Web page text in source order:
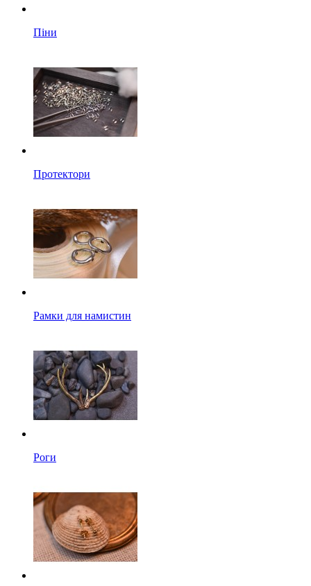
Піни
Протектори
Рамки для намистин
Роги